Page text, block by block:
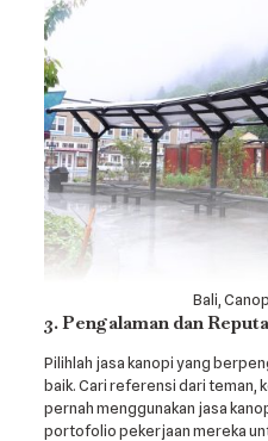
Bali,
3. Pengalaman dan
Pilihlah jasa kanopi yang
baik. Cari referensi dari teman,
pernah menggunakan jasa
portofolio pekerjaan mereka